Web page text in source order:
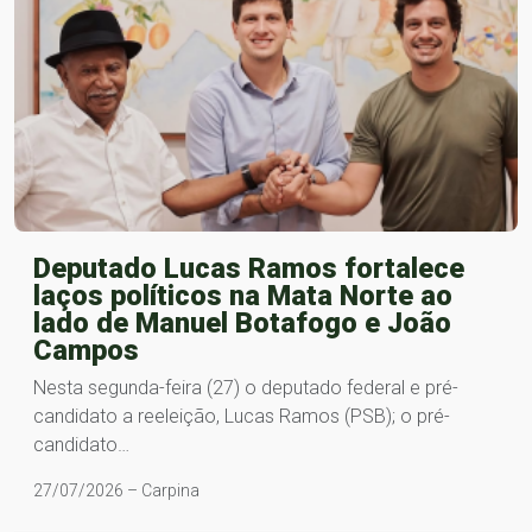
Deputado Lucas Ramos fortalece
laços políticos na Mata Norte ao
lado de Manuel Botafogo e João
Campos
Nesta segunda-feira (27) o deputado federal e pré-
candidato a reeleição, Lucas Ramos (PSB); o pré-
candidato…
27/07/2026 – Carpina